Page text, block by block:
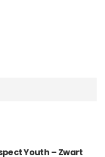
Youth – Zwart